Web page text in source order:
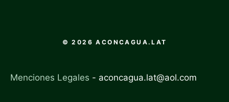
© 2026 ACONCAGUA.LAT
Menciones Legales - aconcagua.lat@aol.com